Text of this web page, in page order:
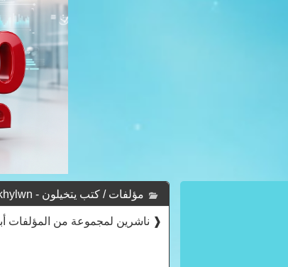
مؤلفات / كتب يتخيلون - Ytkhylwn
❰ ناشرين لمجموعة من المؤلفات